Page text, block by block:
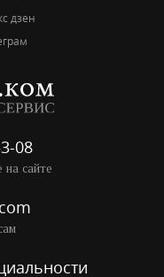
дзен
08
на сайте